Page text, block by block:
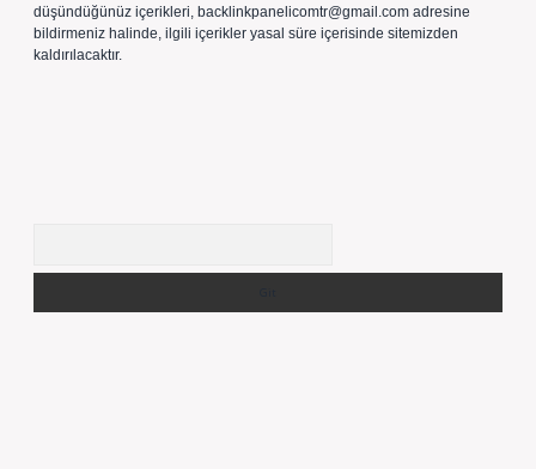
düşündüğünüz içerikleri, backlinkpanelicomtr@gmail.com adresine
bildirmeniz halinde, ilgili içerikler yasal süre içerisinde sitemizden
kaldırılacaktır.